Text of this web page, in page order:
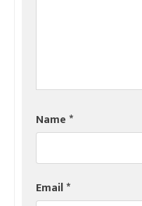
Name*
Email*